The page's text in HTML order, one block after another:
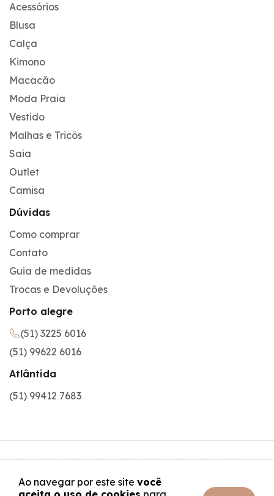
Ao navegar por este site você
Acessórios
Blusa
Calça
Kimono
Macacão
Moda Praia
Vestido
Malhas e Tricôs
Saia
Outlet
Camisa
Dúvidas
Como comprar
Contato
Guia de medidas
Trocas e Devoluções
Porto alegre
(51) 3225 6016
(51) 99622 6016
Atlântida
(51) 99412 7683